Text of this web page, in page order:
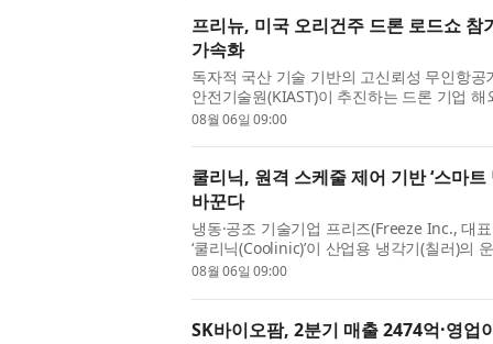
프리뉴, 미국 오리건주 드론 로드쇼
가속화
독자적 국산 기술 기반의 고신뢰성 무인항
안전기술원(KIAST)이 추진하는 드론 기업
(Oregon)주 드론 로드쇼’에 참가해 북미 시...
08월 06일 09:00
쿨리닉, 원격 스케줄 제어 기반 ‘스마
바꾼다
냉동·공조 기술기업 프리즈(Freeze Inc., 대
‘쿨리닉(Coolinic)’이 산업용 냉각기(칠러)의
에 따라 원격으로 자동 운전할 수 ...
08월 06일 09:00
SK바이오팜, 2분기 매출 2474억·영업